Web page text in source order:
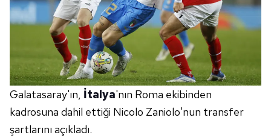
Galatasaray'ın, İtalya'nın Roma ekibinden
kadrosuna dahil ettiği Nicolo Zaniolo'nun transfer
şartlarını açıkladı.